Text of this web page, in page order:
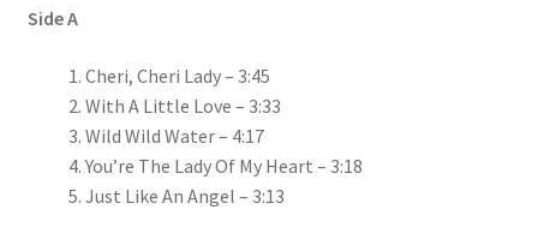
Side A
Cheri, Cheri Lady – 3:45
With A Little Love – 3:33
Wild Wild Water – 4:17
You’re The Lady Of My Heart – 3:18
Just Like An Angel – 3:13